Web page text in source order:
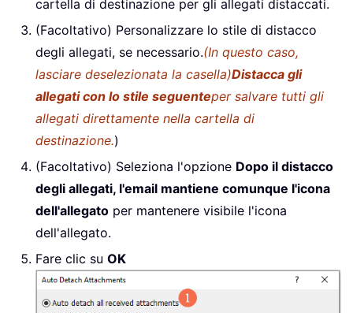
cartella di destinazione per gli allegati distaccati.
(Facoltativo) Personalizzare lo stile di distacco
degli allegati, se necessario.(In questo caso,
lasciare deselezionata la casella)Distacca gli
allegati con lo stile seguenteper salvare tutti gli
allegati direttamente nella cartella di
destinazione.)
(Facoltativo) Seleziona l'opzione Dopo il distacco
degli allegati, l'email mantiene comunque l'icona
dell'allegato per mantenere visibile l'icona
dell'allegato.
Fare clic su OK